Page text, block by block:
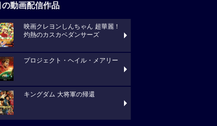
の動画配信作品
映画クレヨンしんちゃん 超華麗！
灼熱のカスカベダンサーズ
プロジェクト・ヘイル・メアリー
キングダム 大将軍の帰還